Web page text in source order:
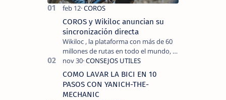
COROS y Wikiloc anuncian su
sincronización directa
Wikiloc , la plataforma con más de 60
millones de rutas en todo el mundo, y
COROS , marca de dispositivos GPS
reconocida mundialmente por su
tecnolo…
COMO LAVAR LA BICI EN 10
PASOS CON YANICH-THE-
MECHANIC